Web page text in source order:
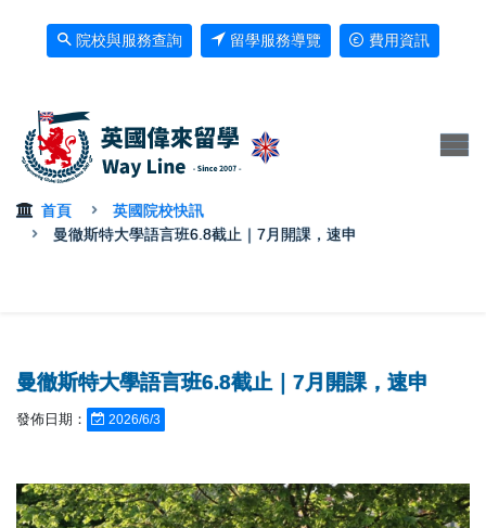
院校與服務查詢 留學服務導覽 費用資訊
首頁
英國院校快訊
曼徹斯特大學語言班6.8截止｜7月開課，速申
曼徹斯特大學語言班6.8截止｜7月開課，速申
發佈日期： 2026/6/3